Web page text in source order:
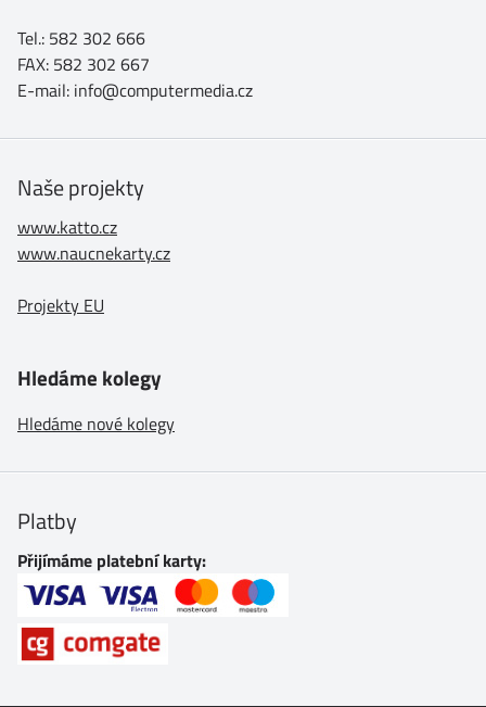
Tel.: 582 302 666
FAX: 582 302 667
E-mail: info@computermedia.cz
Naše projekty
www.katto.cz
www.naucnekarty.cz
Projekty EU
Hledáme kolegy
Hledáme nové kolegy
Platby
Přijímáme platební karty: